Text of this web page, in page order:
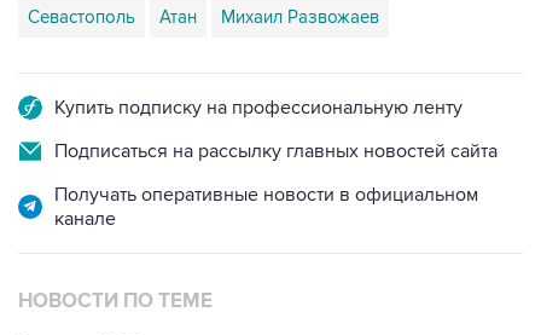
Севастополь Атан Михаил Развожаев
Купить подписку на профессиональную ленту
Подписаться на рассылку главных новостей сайта
Получать оперативные новости в официальном
канале
НОВОСТИ ПО ТЕМЕ